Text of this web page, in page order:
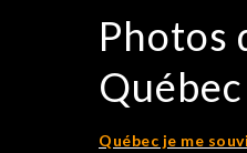
Photos
Québec
Québec je me